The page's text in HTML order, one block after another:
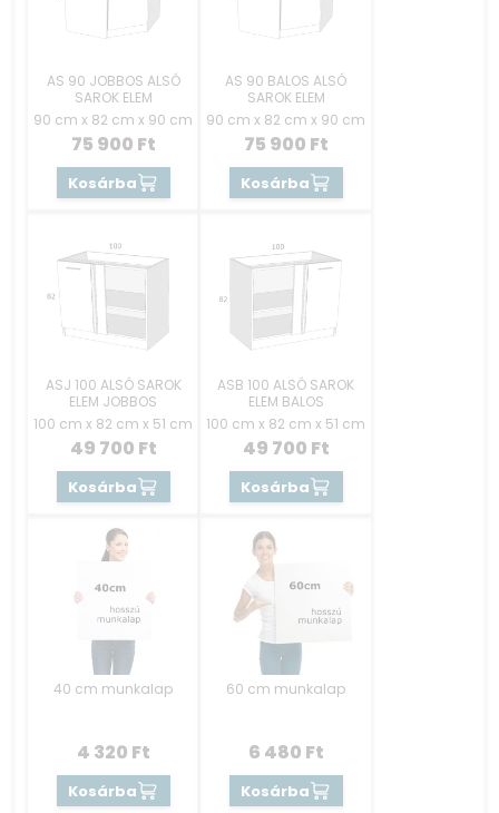
AS 90 JOBBOS ALSÓ
SAROK ELEM
90 cm x 82 cm x 90 cm
75 900 Ft
Kosárba
AS 90 BALOS ALSÓ
SAROK ELEM
90 cm x 82 cm x 90 cm
75 900 Ft
Kosárba
ASJ 100 ALSÓ SAROK
ELEM JOBBOS
100 cm x 82 cm x 51 cm
49 700 Ft
Kosárba
ASB 100 ALSÓ SAROK
ELEM BALOS
100 cm x 82 cm x 51 cm
49 700 Ft
Kosárba
40 cm munkalap
4 320 Ft
Kosárba
60 cm munkalap
6 480 Ft
Kosárba